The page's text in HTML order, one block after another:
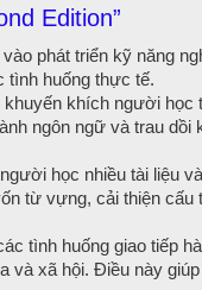
Edition”
vào phát triển kỹ năng
tình huống thực tế.
khích người học
ngôn ngữ và trau dồi
học nhiều tài liệu
từ vựng, cải thiện cấu
tình huống giao tiếp
và xã hội. Điều này